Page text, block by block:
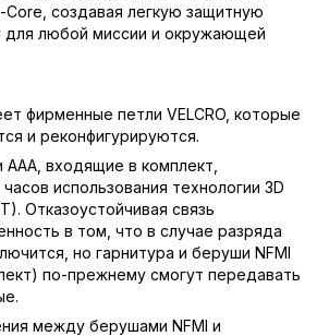
Core, создавая легкую защитную
для любой миссии и окружающей
фирменные петли VELCRO, которые
и реконфигурируются.
входящие в комплект,
использования технологии 3D
Отказоустойчивая связь
в том, что в случае разряда
но гарнитура и беруши NFMI
по-прежнему смогут передавать
между берушами NFMI и